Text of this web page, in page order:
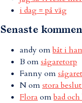
i dag = på väg
Senaste
andyombåt i
B omsågaretorp
Fannyom
Nomstora
Flora ombad